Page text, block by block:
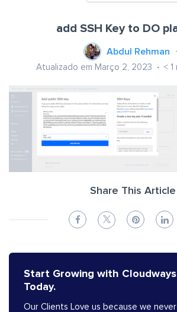
add SSH Key to DO
Abdul Rehman
Atualizado em Março 2, 2023 < 1
Share This Article
Start Growing with Cloudways
Today.
Our Clients Love us because we never